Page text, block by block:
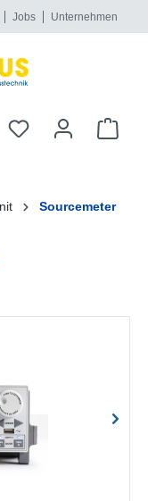
Jobs Unternehmen
Sourcemeter